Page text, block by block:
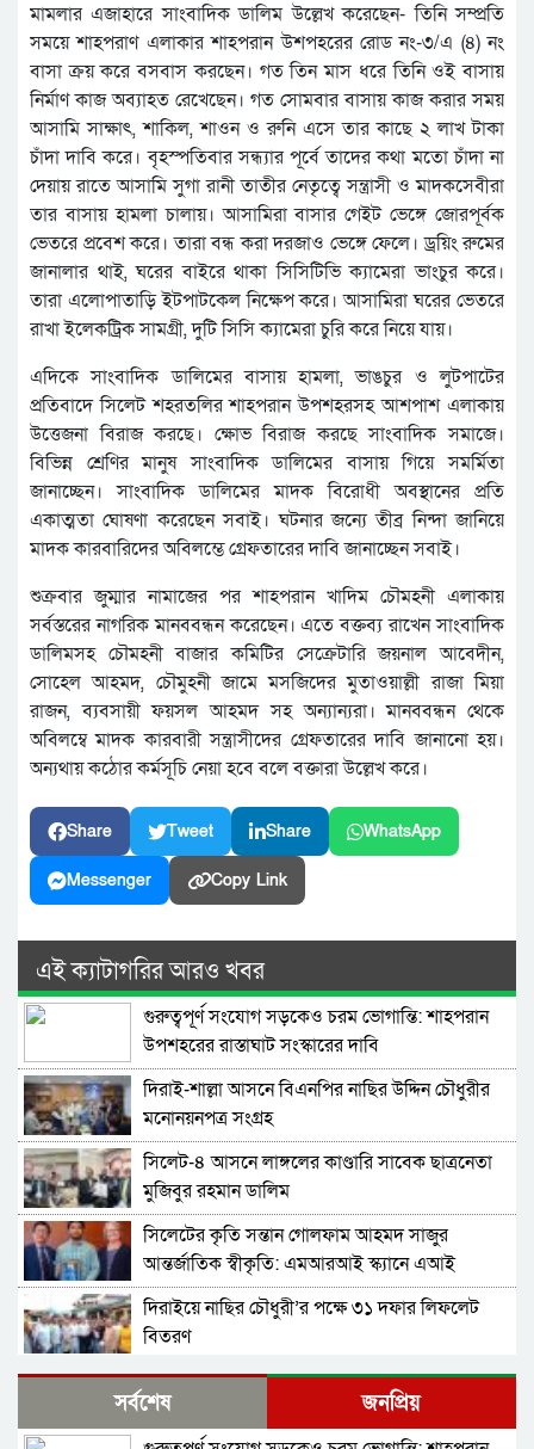
মামলার এজাহারে সাংবাদিক ডালিম উল্লেখ করেছেন- তিনি সম্প্রতি
সময়ে শাহপরাণ এলাকার শাহপরান উশপহরের রোড নং-৩/এ (৪) নং
বাসা ক্রয় করে বসবাস করছেন। গত তিন মাস ধরে তিনি ওই বাসায়
নির্মাণ কাজ অব্যাহত রেখেছেন। গত সোমবার বাসায় কাজ করার সময়
আসামি সাক্ষাৎ, শাকিল, শাওন ও রুনি এসে তার কাছে ২ লাখ টাকা
চাঁদা দাবি করে। বৃহস্পতিবার সন্ধ্যার পূর্বে তাদের কথা মতো চাঁদা না
দেয়ায় রাতে আসামি সুগা রানী তাতীর নেতৃত্বে সন্ত্রাসী ও মাদকসেবীরা
তার বাসায় হামলা চালায়। আসামিরা বাসার গেইট ভেঙ্গে জোরপূর্বক
ভেতরে প্রবেশ করে। তারা বন্ধ করা দরজাও ভেঙ্গে ফেলে। ড্রয়িং রুমের
জানালার থাই, ঘরের বাইরে থাকা সিসিটিভি ক্যামেরা ভাংচুর করে।
তারা এলোপাতাড়ি ইটপাটকেল নিক্ষেপ করে। আসামিরা ঘরের ভেতরে
রাখা ইলেকট্রিক সামগ্রী, দুটি সিসি ক্যামেরা চুরি করে নিয়ে যায়।
এদিকে সাংবাদিক ডালিমের বাসায় হামলা, ভাঙচুর ও লুটপাটের
প্রতিবাদে সিলেট শহরতলির শাহপরান উপশহরসহ আশপাশ এলাকায়
উত্তেজনা বিরাজ করছে। ক্ষোভ বিরাজ করছে সাংবাদিক সমাজে।
বিভিন্ন শ্রেণির মানুষ সাংবাদিক ডালিমের বাসায় গিয়ে সমর্মিতা
জানাচ্ছেন। সাংবাদিক ডালিমের মাদক বিরোধী অবস্থানের প্রতি
একাত্মতা ঘোষণা করেছেন সবাই। ঘটনার জন্যে তীব্র নিন্দা জানিয়ে
মাদক কারবারিদের অবিলম্ভে গ্রেফতারের দাবি জানাচ্ছেন সবাই।
শুক্রবার জুম্মার নামাজের পর শাহপরান খাদিম চৌমহনী এলাকায়
সর্বস্তরের নাগরিক মানববন্ধন করেছেন। এতে বক্তব্য রাখেন সাংবাদিক
ডালিমসহ চৌমহনী বাজার কমিটির সেক্রেটারি জয়নাল আবেদীন,
সোহেল আহমদ, চৌমুহনী জামে মসজিদের মুতাওয়াল্লী রাজা মিয়া
রাজন, ব্যবসায়ী ফয়সল আহমদ সহ অন্যান্যরা। মানববন্ধন থেকে
অবিলম্বে মাদক কারবারী সন্ত্রাসীদের গ্রেফতারের দাবি জানানো হয়।
অন্যথায় কঠোর কর্মসূচি নেয়া হবে বলে বক্তারা উল্লেখ করে।
Share Tweet Share WhatsApp
Messenger Copy Link
এই ক্যাটাগরির আরও খবর
গুরুত্বপূর্ণ সংযোগ সড়কেও চরম ভোগান্তি: শাহপরান
উপশহরের রাস্তাঘাট সংস্কারের দাবি
দিরাই-শাল্লা আসনে বিএনপির নাছির উদ্দিন চৌধুরীর
মনোনয়নপত্র সংগ্রহ
সিলেট-৪ আসনে লাঙ্গলের কাণ্ডারি সাবেক ছাত্রনেতা
মুজিবুর রহমান ডালিম
সিলেটের কৃতি সন্তান গোলফাম আহমদ সাজুর
আন্তর্জাতিক স্বীকৃতি: এমআরআই স্ক্যানে এআই
প্রয়োগে পিএইচডি অর্জন
দিরাইয়ে নাছির চৌধুরী’র পক্ষে ৩১ দফার লিফলেট
বিতরণ
কোম্পানীগঞ্জে বিএনপির ‘রাষ্ট্র কাঠামো মেরামত’ ৩১
দফার লিফলেট বিতরণ ও গণসংযোগ
সর্বশেষ জনপ্রিয়